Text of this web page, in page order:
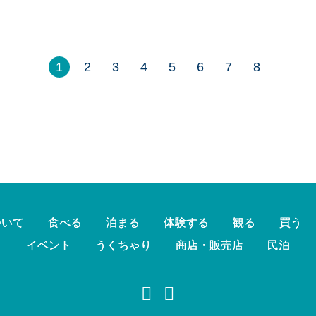
1 2 3 4 5 6 7 8
て 食べる 泊まる 体験する 観る 買う
イベント
うくちゃり 商店・販売店 民泊